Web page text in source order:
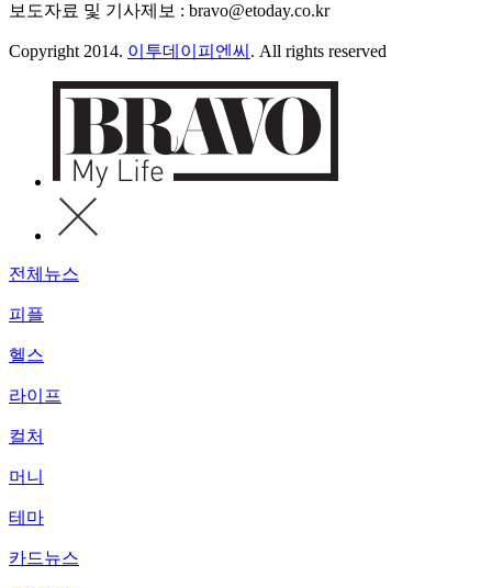
보도자료 및 기사제보 : bravo@etoday.co.kr
Copyright 2014. 이투데이피엔씨 . All rights reserved
전체뉴스
피플
헬스
라이프
컬처
머니
테마
카드뉴스